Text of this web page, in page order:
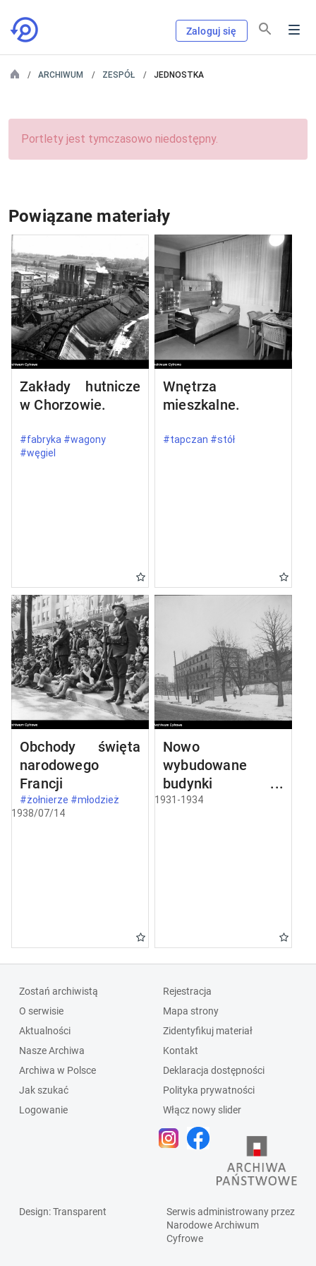
Zaloguj się
ARCHIWUM ZESPÓŁ JEDNOSTKA
Portlety jest tymczasowo niedostępny.
Powiązane materiały
Zakłady hutnicze
w Chorzowie.
#fabryka #wagony
#węgiel
Wnętrza
mieszkalne.
#tapczan #stół
Obchody święta
narodowego
Francji
#żołnierze #młodzież
1938/07/14
Nowo
wybudowane
budynki w
Częstochowie
1931-1934
Zostań archiwistą
O serwisie
Aktualności
Nasze Archiwa
Archiwa w Polsce
Jak szukać
Logowanie
Rejestracja
Mapa strony
Zidentyfikuj materiał
Kontakt
Deklaracja dostępności
Polityka prywatności
Włącz nowy slider
Design: Transparent
Serwis administrowany przez
Narodowe Archiwum
Cyfrowe